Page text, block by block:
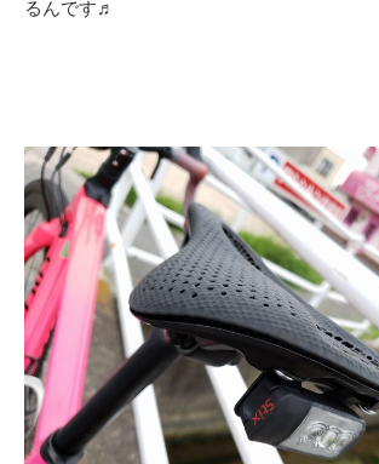
るんです♬